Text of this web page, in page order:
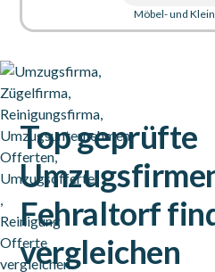
Möbel- und
Top geprüfte
Fehraltorf
vergleichen